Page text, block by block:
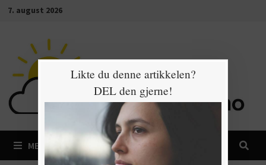
Gå7. august 2026
MENY
Likte du denne artikkelen?
DEL den gjerne!